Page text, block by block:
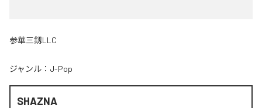
参華三釼LLC
ジャンル： J-Pop
SHAZNA